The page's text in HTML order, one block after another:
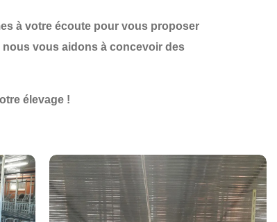
à votre écoute pour vous proposer
nous vous aidons à concevoir des
élevage !